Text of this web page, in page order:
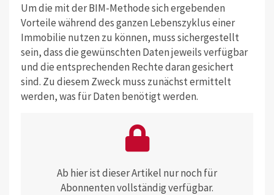
Um die mit der BIM-Methode sich ergebenden
Vorteile während des ganzen Lebenszyklus einer
Immobilie nutzen zu können, muss sichergestellt
sein, dass die gewünschten Daten jeweils verfügbar
und die entsprechenden Rechte daran gesichert
sind. Zu diesem Zweck muss zunächst ermittelt
werden, was für Daten benötigt werden.
Ab hier ist dieser Artikel nur noch für
Abonnenten vollständig verfügbar.